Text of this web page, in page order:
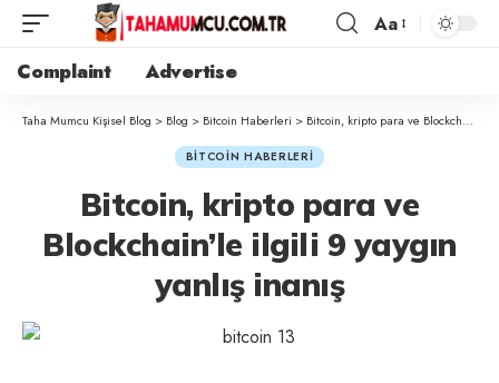
Aa
Complaint Advertise
Taha Mumcu Kişisel Blog > Blog > Bitcoin Haberleri > Bitcoin, kripto para ve Blockchain’le ilgili 9 yaygın yanlış inanış
BITCOIN HABERLERI
Bitcoin, kripto para ve
Blockchain’le ilgili 9 yaygın
yanlış inanış